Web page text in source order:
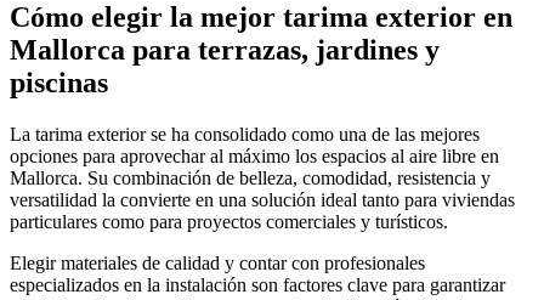
Cómo elegir la mejor tarima exterior en
Mallorca para terrazas, jardines y
piscinas
La tarima exterior se ha consolidado como una de las mejores
opciones para aprovechar al máximo los espacios al aire libre en
Mallorca. Su combinación de belleza, comodidad, resistencia y
versatilidad la convierte en una solución ideal tanto para viviendas
particulares como para proyectos comerciales y turísticos.
Elegir materiales de calidad y contar con profesionales
especializados en la instalación son factores clave para garantizar